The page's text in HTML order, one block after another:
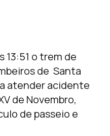
13:51 o trem de
de Santa
atender acidente
de Novembro,
de passeio e